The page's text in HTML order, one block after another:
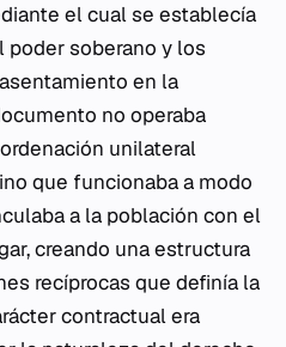
el cual se establecía
poder soberano y los
en la
no operaba
unilateral
que funcionaba a modo
a la población con el
creando una estructura
recíprocas que definía la
contractual era